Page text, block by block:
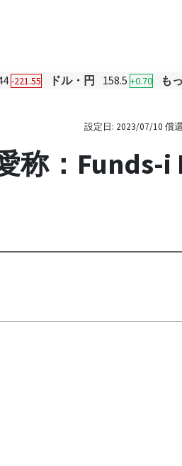
-221.55 ドル・円 158.5 +0.70
も
設定日: 2023/07/10 償
称：Funds-i